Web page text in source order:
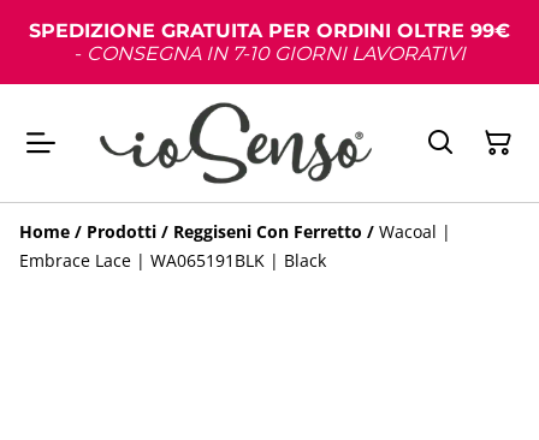
SPEDIZIONE GRATUITA PER ORDINI OLTRE 99€
- CONSEGNA IN 7-10 GIORNI LAVORATIVI
Home / Prodotti / Reggiseni Con Ferretto / Wacoal |
Embrace Lace | WA065191BLK | Black